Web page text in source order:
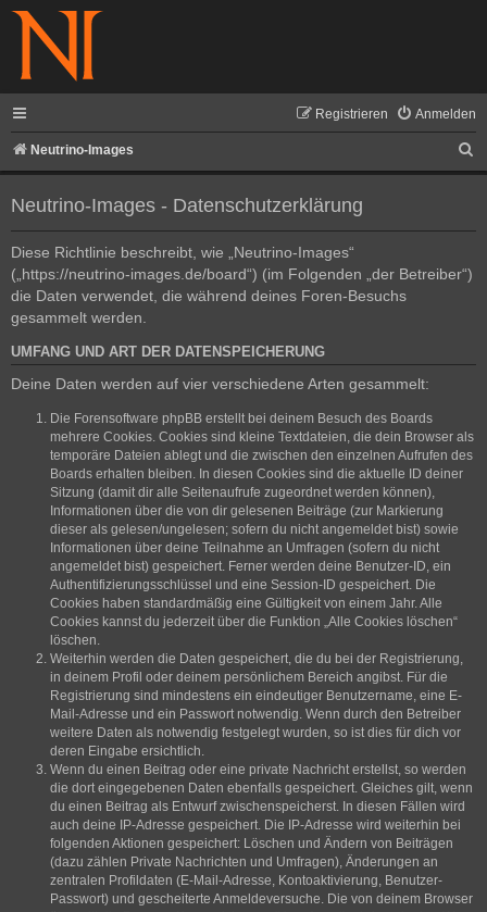
Anmelden
Registrieren
Neutrino-Images
u
Neutrino-Images - Datenschutzerklärung
Diese Richtlinie beschreibt, wie „Neutrino-Images“
(„https://neutrino-images.de/board“) (im Folgenden „der Betreiber“)
die Daten verwendet, die während deines Foren-Besuchs
gesammelt werden.
UMFANG UND ART DER DATENSPEICHERUNG
Deine Daten werden auf vier verschiedene Arten gesammelt:
Die Forensoftware phpBB erstellt bei deinem Besuch des Boards
mehrere Cookies. Cookies sind kleine Textdateien, die dein Browser als
temporäre Dateien ablegt und die zwischen den einzelnen Aufrufen des
Boards erhalten bleiben. In diesen Cookies sind die aktuelle ID deiner
Sitzung (damit dir alle Seitenaufrufe zugeordnet werden können),
Informationen über die von dir gelesenen Beiträge (zur Markierung
dieser als gelesen/ungelesen; sofern du nicht angemeldet bist) sowie
Informationen über deine Teilnahme an Umfragen (sofern du nicht
angemeldet bist) gespeichert. Ferner werden deine Benutzer-ID, ein
Authentifizierungsschlüssel und eine Session-ID gespeichert. Die
Cookies haben standardmäßig eine Gültigkeit von einem Jahr. Alle
Cookies kannst du jederzeit über die Funktion „Alle Cookies löschen“
löschen.
Weiterhin werden die Daten gespeichert, die du bei der Registrierung,
in deinem Profil oder deinem persönlichem Bereich angibst. Für die
Registrierung sind mindestens ein eindeutiger Benutzername, eine E-
Mail-Adresse und ein Passwort notwendig. Wenn durch den Betreiber
weitere Daten als notwendig festgelegt wurden, so ist dies für dich vor
deren Eingabe ersichtlich.
Wenn du einen Beitrag oder eine private Nachricht erstellst, so werden
die dort eingegebenen Daten ebenfalls gespeichert. Gleiches gilt, wenn
du einen Beitrag als Entwurf zwischenspeicherst. In diesen Fällen wird
auch deine IP-Adresse gespeichert. Die IP-Adresse wird weiterhin bei
folgenden Aktionen gespeichert: Löschen und Ändern von Beiträgen
(dazu zählen Private Nachrichten und Umfragen), Änderungen an
zentralen Profildaten (E-Mail-Adresse, Kontoaktivierung, Benutzer-
Passwort) und gescheiterte Anmeldeversuche. Die von deinem Browser